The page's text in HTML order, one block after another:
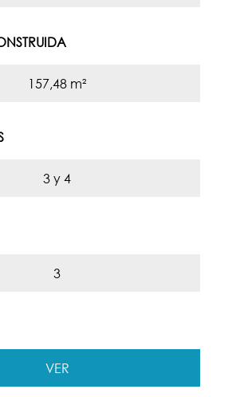
157,48 m²
3 y 4
3
VER